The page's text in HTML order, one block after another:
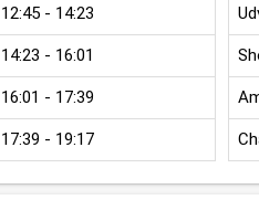
12:45 - 14:23
14:23 - 16:01
16:01 - 17:39
17:39 - 19:17